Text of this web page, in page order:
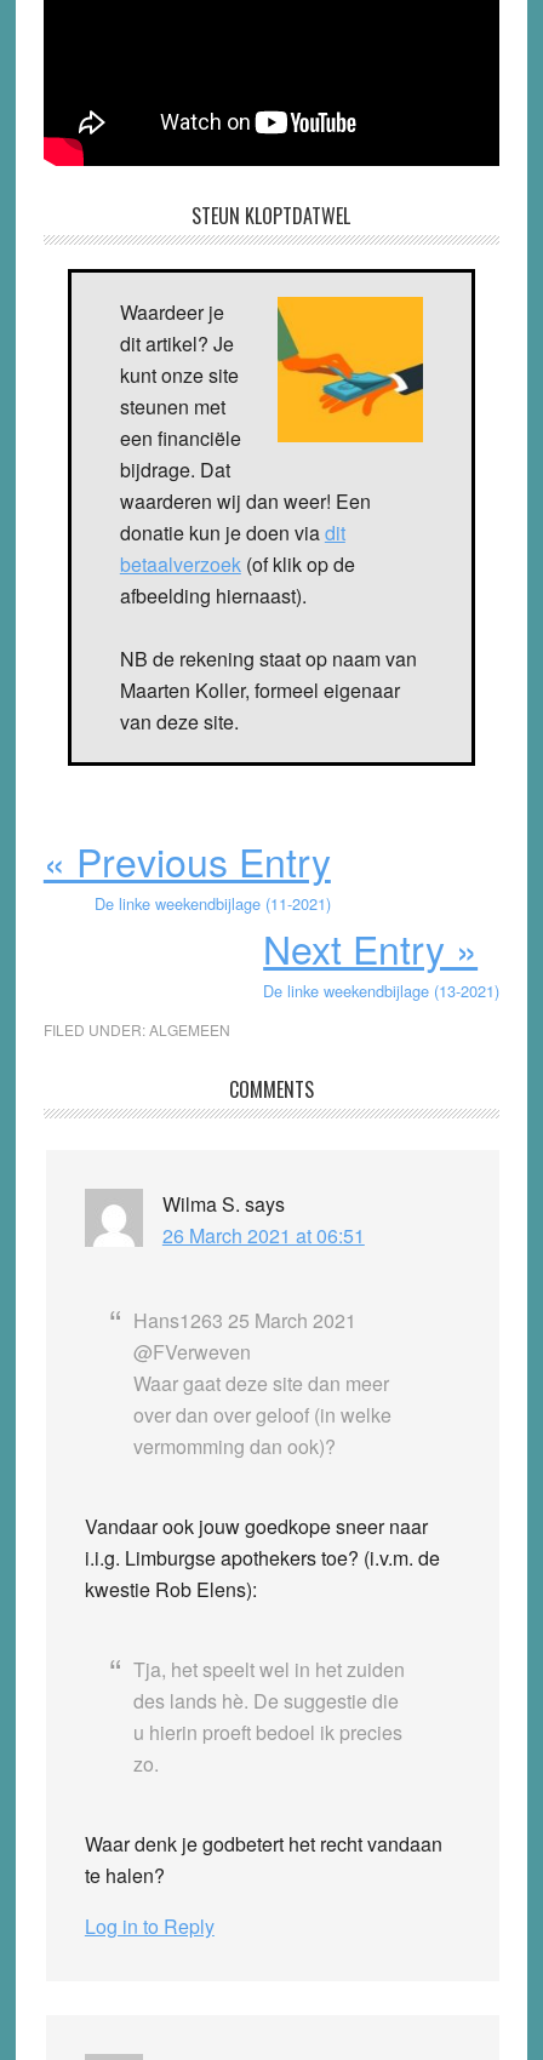
STEUN KLOPTDATWEL
Waardeer je
dit artikel? Je
kunt onze site
steunen met
een financiële
bijdrage. Dat
waarderen wij dan weer! Een
donatie kun je doen viadit
betaalverzoek(of klik op de
afbeelding hiernaast).
NB de rekening staat op naam van
Maarten Koller, formeel eigenaar
van deze site.
« Previous Entry
De linke weekendbijlage (11-2021)
Next Entry »
De linke weekendbijlage (13-2021)
FILED UNDER:ALGEMEEN
Interactions
COMMENTS
Wilma S. says
26 March 2021 at 06:51
Hans1263 25 March 2021
@FVerweven
Waar gaat deze site dan meer
over dan over geloof (in welke
vermomming dan ook)?
Vandaar ook jouw goedkope sneer naar
i.i.g. Limburgse apothekers toe? (i.v.m. de
kwestie Rob Elens):
Tja, het speelt wel in het zuiden
des lands hè. De suggestie die
u hierin proeft bedoel ik precies
zo.
Waar denk je godbetert het recht vandaan
te halen?
Log in to Reply